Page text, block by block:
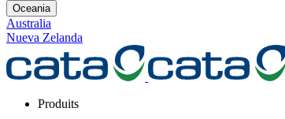
Oceania
Australia
Nueva Zelanda
Produits